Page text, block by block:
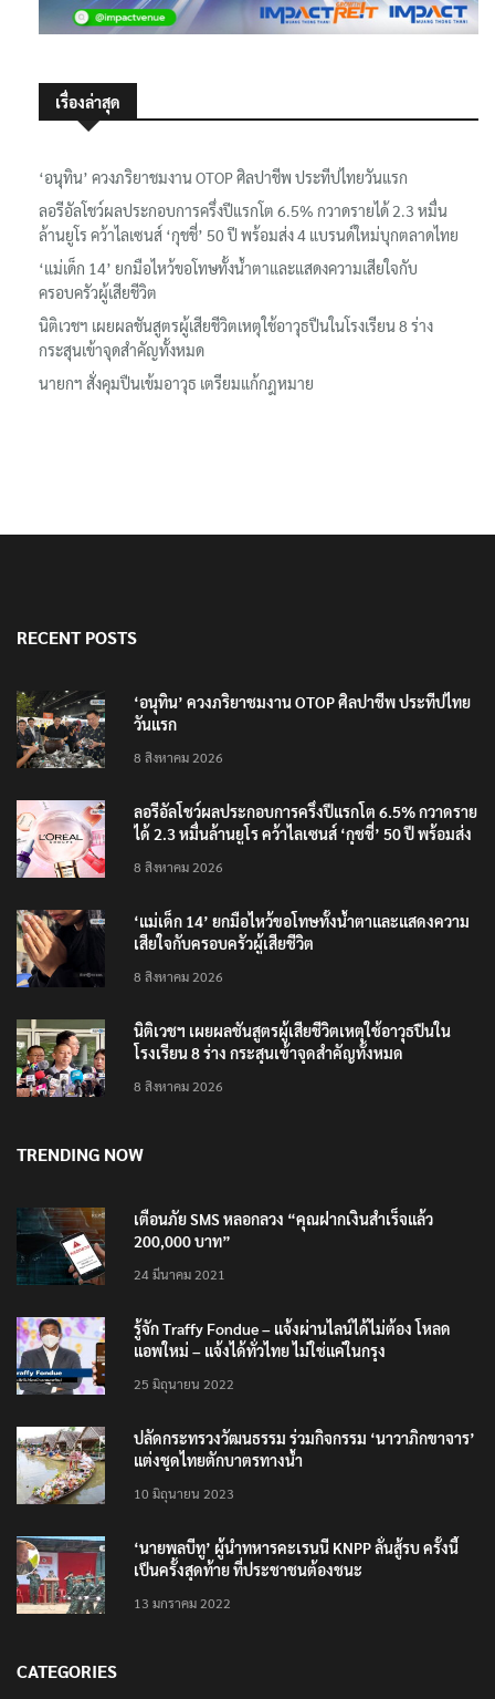
เรื่องล่าสุด
‘อนุทิน’ ควงภริยาชมงาน OTOP ศิลปาชีพ ประทีปไทยวันแรก
ลอรีอัลโชว์ผลประกอบการครึ่งปีแรกโต 6.5% กวาดรายได้ 2.3 หมื่น
ล้านยูโร คว้าไลเซนส์ ‘กุชชี่’ 50 ปี พร้อมส่ง 4 แบรนด์ใหม่บุกตลาดไทย
‘แม่เด็ก 14’ ยกมือไหว้ขอโทษทั้งน้ำตาและแสดงความเสียใจกับ
ครอบครัวผู้เสียชีวิต
นิติเวชฯ เผยผลชันสูตรผู้เสียชีวิตเหตุใช้อาวุธปืนในโรงเรียน 8 ร่าง
กระสุนเข้าจุดสำคัญทั้งหมด
นายกฯ สั่งคุมปืนเข้มอาวุธ เตรียมแก้กฎหมาย
RECENT POSTS
‘อนุทิน’ ควงภริยาชมงาน OTOP ศิลปาชีพ ประทีปไทย
วันแรก
8 สิงหาคม 2026
ลอรีอัลโชว์ผลประกอบการครึ่งปีแรกโต 6.5% กวาดราย
ได้ 2.3 หมื่นล้านยูโร คว้าไลเซนส์ ‘กุชชี่’ 50 ปี พร้อมส่ง
8 สิงหาคม 2026
‘แม่เด็ก 14’ ยกมือไหว้ขอโทษทั้งน้ำตาและแสดงความ
เสียใจกับครอบครัวผู้เสียชีวิต
8 สิงหาคม 2026
นิติเวชฯ เผยผลชันสูตรผู้เสียชีวิตเหตุใช้อาวุธปืนใน
โรงเรียน 8 ร่าง กระสุนเข้าจุดสำคัญทั้งหมด
8 สิงหาคม 2026
TRENDING NOW
เตือนภัย SMS หลอกลวง “คุณฝากเงินสำเร็จแล้ว
200,000 บาท”
24 มีนาคม 2021
รู้จัก Traffy Fondue – แจ้งผ่านไลน์ได้ไม่ต้อง โหลด
แอพใหม่ – แจ้งได้ทั่วไทย ไม่ใช่แค่ในกรุง
25 มิถุนายน 2022
ปลัดกระทรวงวัฒนธรรม ร่วมกิจกรรม ‘นาวาภิกขาจาร’
แต่งชุดไทยตักบาตรทางน้ำ
10 มิถุนายน 2023
‘นายพลบีทู’ ผู้นำทหารคะเรนนี KNPP ลั่นสู้รบ ครั้งนี้
เป็นครั้งสุดท้าย ที่ประชาชนต้องชนะ
13 มกราคม 2022
CATEGORIES